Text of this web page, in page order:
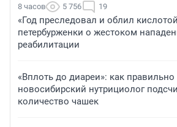
8 часов 5 756 19
«Год преследовал и облил
петербурженки о жестоком
реабилитации
«Вплоть до диареи»: как
новосибирский нутрициолог
количество чашек